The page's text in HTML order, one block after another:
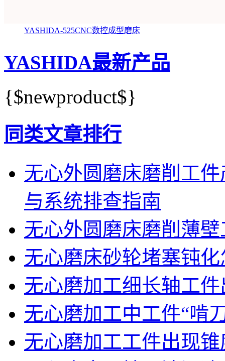
YASHIDA-525CNC数控成型磨床
YASHIDA最新产品
{$newproduct$}
同类文章排行
无心外圆磨床磨削工
与系统排查指南
无心外圆磨床磨削薄
无心磨床砂轮堵塞钝
无心磨加工细长轴工
无心磨加工中工件“啃
无心磨加工工件出现